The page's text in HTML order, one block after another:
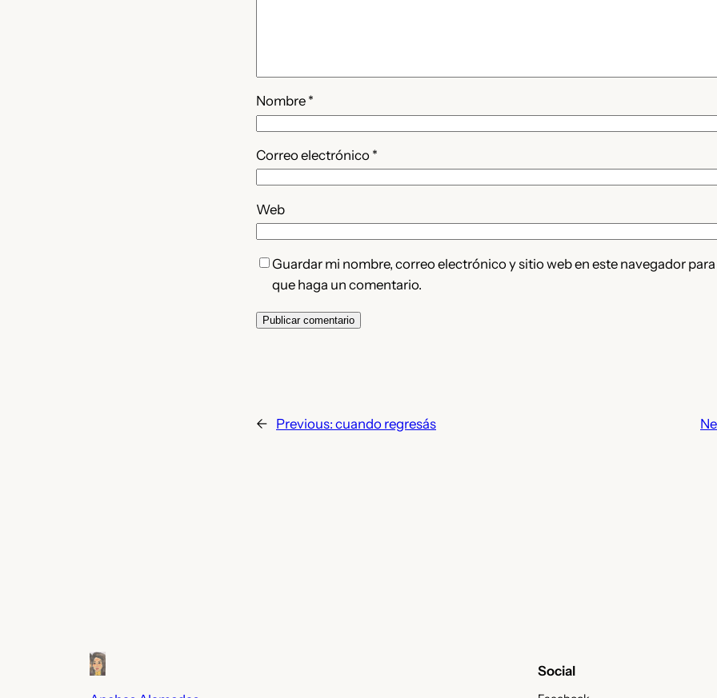
Nombre *
Correo electrónico *
Web
Guardar mi nombre, correo electrónico y sitio web en este navegador
que haga un comentario.
← Previous: cuando regresás
Social